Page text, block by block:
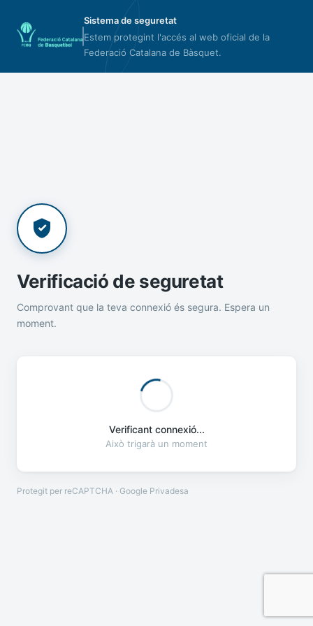
Sistema de seguretat
Estem protegint l'accés al web oficial de la
Federació Catalana de Bàsquet.
Verificació de seguretat
Comprovant que la teva connexió és segura. Espera un
moment.
Verificant connexió...
Això trigarà un moment
Protegit per reCAPTCHA · Google Privadesa